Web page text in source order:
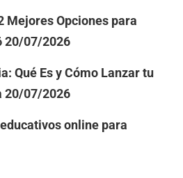
Mejores Opciones para
20/07/2026
Qué Es y Cómo Lanzar tu
20/07/2026
online para